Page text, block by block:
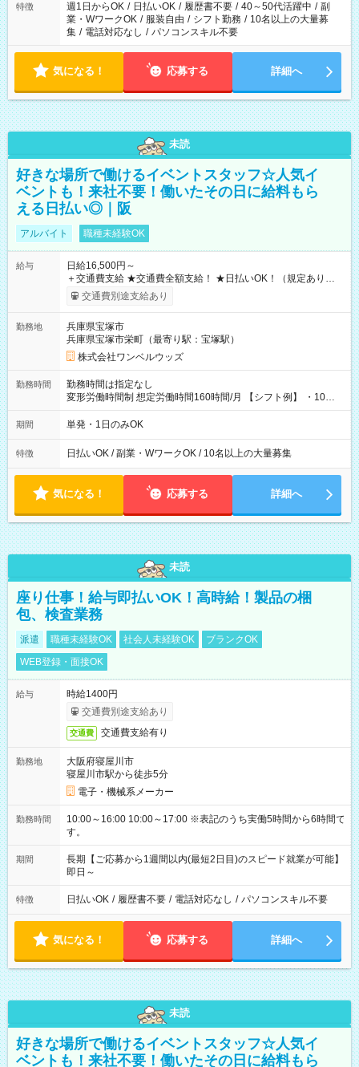
特徴 週1日からOK / 日払いOK / 履歴書不要 / 40～50代活躍中 / 副
業・WワークOK / 服装自由 / シフト勤務 / 10名以上の大量募
集 / 電話対応なし / パソコンスキル不要
気になる！ 応募する 詳細へ
未読
好きな場所で働けるイベントスタッフ☆人気イ
ベントも！来社不要！働いたその日に給料もら
える日払い◎｜阪
アルバイト 職種未経験OK
給与
日給16,500円～
＋交通費支給 ★交通費全額支給！ ★日払いOK！（規定あり） ┗
働いたその日に現金GET♪ お仕事後はコンビニATMから 日払
交通費別途支給あり
勤務地
兵庫県宝塚市
兵庫県宝塚市栄町（最寄り駅：宝塚駅）
株式会社ワンベルウッズ
勤務時間
勤務時間は指定なし
変形労働時間制 想定労働時間160時間/月 【シフト例】 ・10：
00～20：00
期間 単発・1日のみOK
特徴 日払いOK / 副業・WワークOK / 10名以上の大量募集
気になる！ 応募する 詳細へ
未読
座り仕事！給与即払いOK！高時給！製品の梱
包、検査業務
派遣 職種未経験OK 社会人未経験OK
ブランクOK
WEB登録・面接OK
給与
時給1400円
交通費別途支給あり
交通費 交通費支給有り
勤務地
大阪府寝屋川市
寝屋川市駅から徒歩5分
電子・機械系メーカー
勤務時間
10:00～16:00 10:00～17:00 ※表記のうち実働5時間から6時間で
す。
期間
長期【ご応募から1週間以内(最短2日目)のスピード就業が可能】
即日～
特徴 日払いOK / 履歴書不要 / 電話対応なし / パソコンスキル不要
気になる！ 応募する 詳細へ
未読
好きな場所で働けるイベントスタッフ☆人気イ
ベントも！来社不要！働いたその日に給料もら